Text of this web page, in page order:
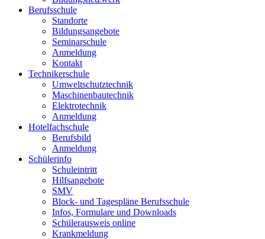
Berufsschule
Standorte
Bildungsangebote
Seminarschule
Anmeldung
Kontakt
Technikerschule
Umweltschutztechnik
Maschinenbautechnik
Elektrotechnik
Anmeldung
Hotelfachschule
Berufsbild
Anmeldung
Schülerinfo
Schuleintritt
Hilfsangebote
SMV
Block- und Tagespläne Berufsschule
Infos, Formulare und Downloads
Schülerausweis online
Krankmeldung